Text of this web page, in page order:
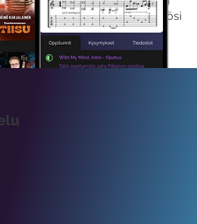
saat koko sisältömme käyttöösi
viikon ajaksi.